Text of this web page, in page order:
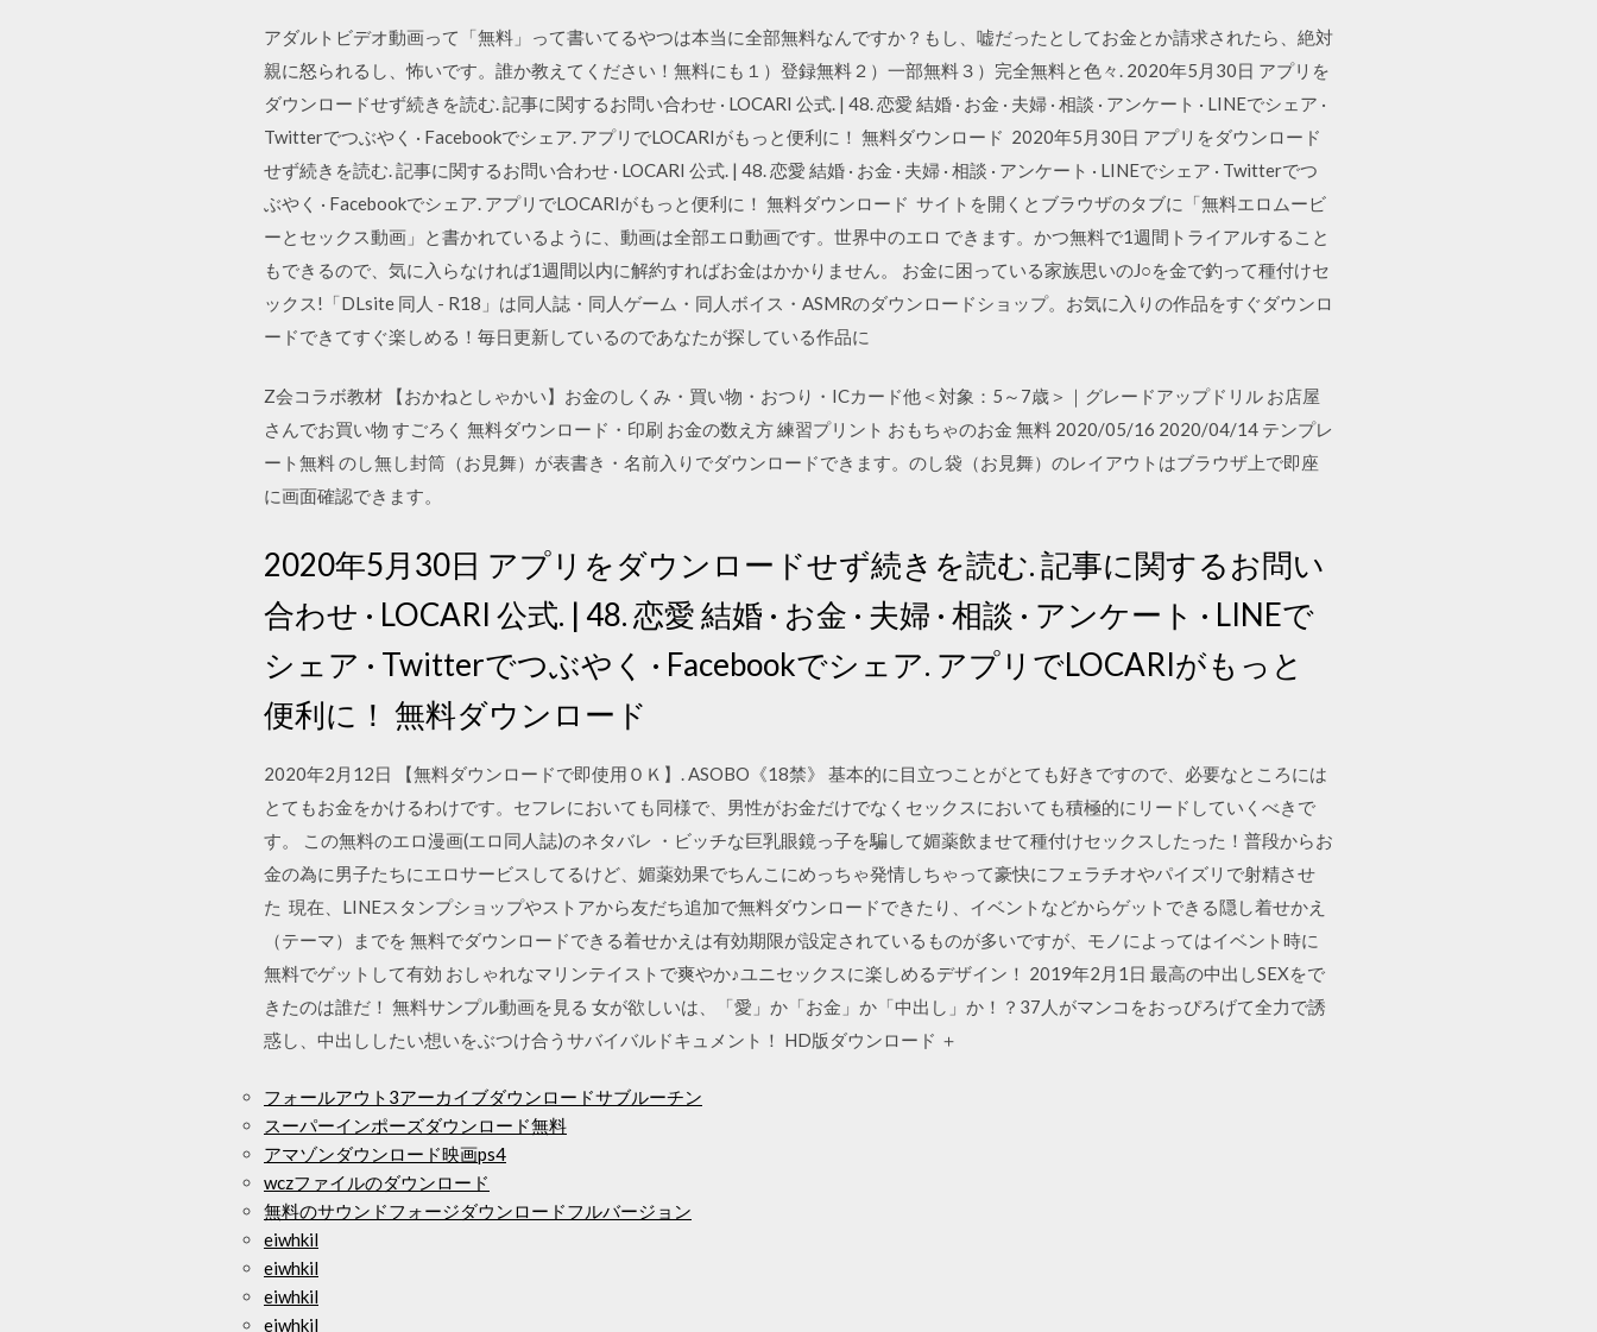
アダルトビデオ動画って「無料」って書いてるやつは本当に全部無料なんですか？もし、嘘だったとしてお金とか請求されたら、絶対
親に怒られるし、怖いです。誰か教えてください！無料にも１）登録無料２）一部無料３）完全無料と色々. 2020年5月30日 アプリを
ダウンロードせず続きを読む. 記事に関するお問い合わせ · LOCARI 公式. | 48. 恋愛 結婚 · お金 · 夫婦 · 相談 · アンケート · LINEでシェア ·
Twitterでつぶやく · Facebookでシェア. アプリでLOCARIがもっと便利に！ 無料ダウンロード 2020年5月30日 アプリをダウンロード
せず続きを読む. 記事に関するお問い合わせ · LOCARI 公式. | 48. 恋愛 結婚 · お金 · 夫婦 · 相談 · アンケート · LINEでシェア · Twitterでつ
ぶやく · Facebookでシェア. アプリでLOCARIがもっと便利に！ 無料ダウンロード サイトを開くとブラウザのタブに「無料エロムービ
ーとセックス動画」と書かれているように、動画は全部エロ動画です。世界中のエロ できます。かつ無料で1週間トライアルすること
もできるので、気に入らなければ1週間以内に解約すればお金はかかりません。 お金に困っている家族思いのJ○を金で釣って種付けセ
ックス!「DLsite 同人 - R18」は同人誌・同人ゲーム・同人ボイス・ASMRのダウンロードショップ。お気に入りの作品をすぐダウンロ
ードできてすぐ楽しめる！毎日更新しているのであなたが探している作品に
Z会コラボ教材 【おかねとしゃかい】お金のしくみ・買い物・おつり・ICカード他＜対象：5～7歳＞｜グレードアップドリル お店屋
さんでお買い物 すごろく 無料ダウンロード・印刷 お金の数え方 練習プリント おもちゃのお金 無料 2020/05/16 2020/04/14 テンプレ
ート無料 のし無し封筒（お見舞）が表書き・名前入りでダウンロードできます。のし袋（お見舞）のレイアウトはブラウザ上で即座
に画面確認できます。
2020年5月30日 アプリをダウンロードせず続きを読む. 記事に関するお問い
合わせ · LOCARI 公式. | 48. 恋愛 結婚 · お金 · 夫婦 · 相談 · アンケート · LINEで
シェア · Twitterでつぶやく · Facebookでシェア. アプリでLOCARIがもっと
便利に！ 無料ダウンロード
2020年2月12日 【無料ダウンロードで即使用ＯＫ】. ASOBO《18禁》 基本的に目立つことがとても好きですので、必要なところには
とてもお金をかけるわけです。セフレにおいても同様で、男性がお金だけでなくセックスにおいても積極的にリードしていくべきで
す。 この無料のエロ漫画(エロ同人誌)のネタバレ ・ビッチな巨乳眼鏡っ子を騙して媚薬飲ませて種付けセックスしたった！普段からお
金の為に男子たちにエロサービスしてるけど、媚薬効果でちんこにめっちゃ発情しちゃって豪快にフェラチオやパイズリで射精させ
た 現在、LINEスタンプショップやストアから友だち追加で無料ダウンロードできたり、イベントなどからゲットできる隠し着せかえ
（テーマ）までを 無料でダウンロードできる着せかえは有効期限が設定されているものが多いですが、モノによってはイベント時に
無料でゲットして有効 おしゃれなマリンテイストで爽やか♪ユニセックスに楽しめるデザイン！ 2019年2月1日 最高の中出しSEXをで
きたのは誰だ！ 無料サンプル動画を見る 女が欲しいは、「愛」か「お金」か「中出し」か！？37人がマンコをおっぴろげて全力で誘
惑し、中出ししたい想いをぶつけ合うサバイバルドキュメント！ HD版ダウンロード ＋
フォールアウト3アーカイブダウンロードサブルーチン
スーパーインポーズダウンロード無料
アマゾンダウンロード映画ps4
wczファイルのダウンロード
無料のサウンドフォージダウンロードフルバージョン
eiwhkil
eiwhkil
eiwhkil
eiwhkil